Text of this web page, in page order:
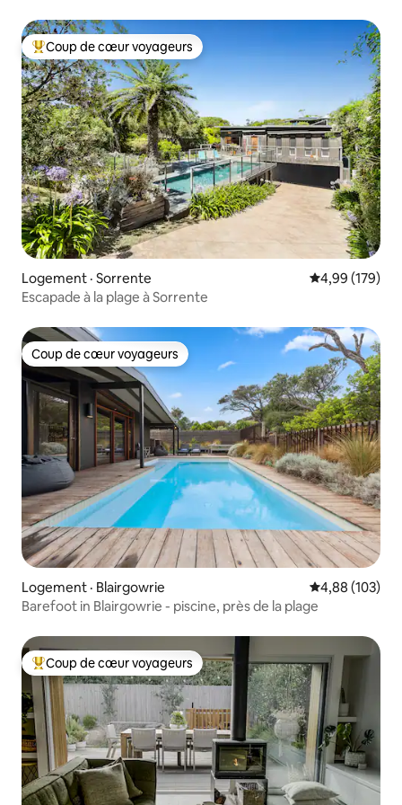
Coup de cœur voyageurs parmi les plus aimés
Coup de cœur voyageurs
Logement · Sorrente Note
4,99 (179)
Escapade à la plage à Sorrente
Coup de cœur voyageurs
Coup de cœur voyageurs
Logement · Blairgowrie Note
4,88 (103)
Barefoot in Blairgowrie - piscine, près de la plage
Coup de cœur voyageurs parmi les plus aimés
Coup de cœur voyageurs